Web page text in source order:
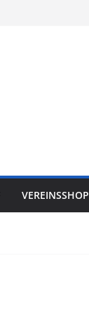
VEREINSSHOP